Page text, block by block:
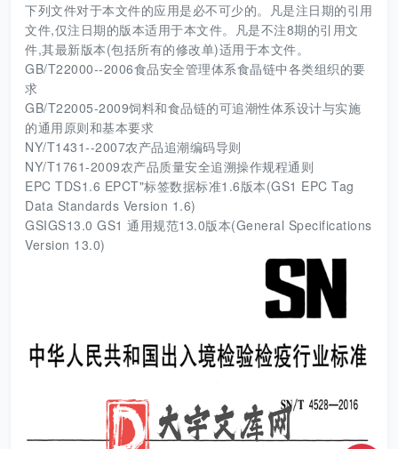
下列文件对于本文件的应用是必不可少的。凡是注日期的引用
文件,仅注日期的版本适用于本文件。凡是不注8期的引用文
件,其最新版本(包括所有的修改单)适用于本文件。
GB/T22000--2006食品安全管理体系食晶链中各类组织的要
求
GB/T22005-2009饲料和食品链的可追潮性体系设计与实施
的通用原则和基本要求
NY/T1431--2007农产品追潮编码导则
NY/T1761-2009农产品质量安全追溯操作规程通则
EPC TDS1.6 EPCT"标签数据标准1.6版本(GS1 EPC Tag
Data Standards Version 1.6)
GSIGS13.0 GS1 通用规范13.0版本(General Specifications
Version 13.0)